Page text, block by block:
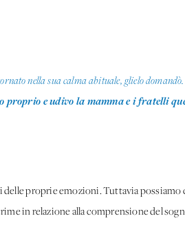
nella sua calma abituale, glielo domandò.
proprio e udivo la mamma e i fratelli
delle proprie emozioni. Tuttavia possiamo
in relazione alla comprensione del